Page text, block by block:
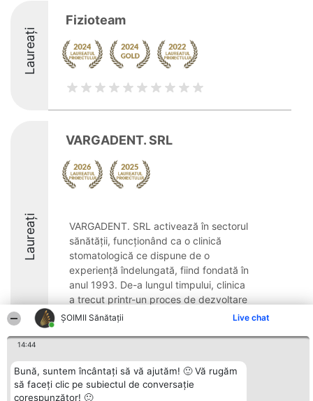
ŞOIMII Sănătații Live chat
14:44
Bună, suntem încântați să vă ajutăm! 🙂 Vă rugăm
să faceți clic pe subiectul de conversație
corespunzător! 🙂
Laureați
Fizioteam
Laureați
VARGADENT. SRL
VARGADENT. SRL activează în sectorul
sănătății, funcționând ca o clinică
stomatologică ce dispune de o
experiență îndelungată, fiind fondată în
anul 1993. De-a lungul timpului, clinica
a trecut printr-un proces de dezvoltare
constantă, inclusiv ...
8.5
Organizator Ranking Plebiscyt